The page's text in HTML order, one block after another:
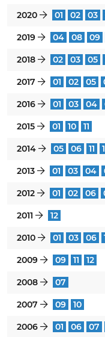
2020 } 01 02 03
2019 } 04 08 09
2018 } 02 03 05
2017 } 01 02 05
2016 } 01 03 04
2015 } 01 10 11
2014 } 05 06 11
2013 } 01 03 04
2012 } 01 02 06
2011 } 12
2010 } 01 03 06
2009 } 09 11 12
2008 } 07
2007 } 09 10
2006 } 01 06 07